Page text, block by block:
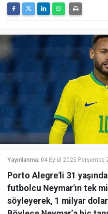
Yayınlanma: 04 Eylül 2025 Perşembe
Porto Alegre'li 31
futbolcu Neymar'ın tek
söyleyerek, 1 milyar